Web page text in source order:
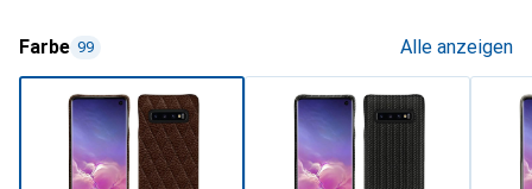
Farbe 99 Alle anzeigen